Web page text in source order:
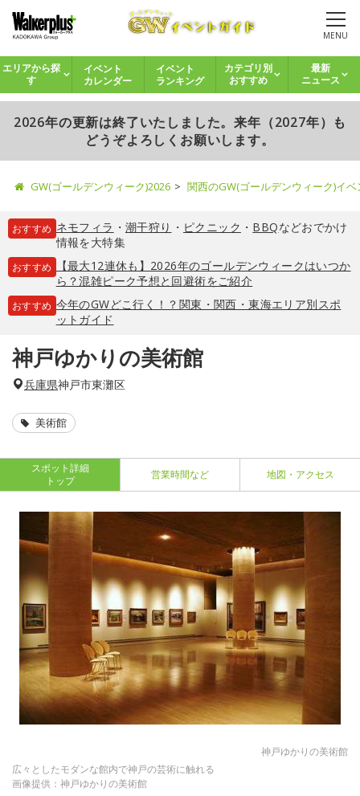
MENU
エリアから探
す
イベント
カレンダー
イベント
ランキング
カテゴリ別
おすすめ
最新
ニュース
2026年の更新は終了いたしました。来年（2027年）も
どうぞよろしくお願いします。
GW(ゴールデンウィーク)2026 関西のGW(ゴールデンウィーク)イ
おすすめ ネモフィラ ・ 潮干狩り ・ ピクニック ・ BBQなどおでかけ
情報を大特集
おすすめ
【最大12連休も】2026年のゴールデンウィークはいつか
ら？混雑ピーク予想と回避術をご紹介
おすすめ 今年のGWどこ行く！？関東・関西・東海エリア別スポ
ットガイド
神戸ゆかりの美術館
兵庫県神戸市東灘区
美術館
スポット詳細
トップ
営業時間など 地図・アクセス
神戸ゆかりの美術館
広々としたモダンな館内で神戸の芸術に触れる
画像提供：神戸ゆかりの美術館